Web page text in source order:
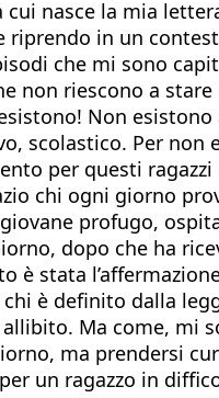
nasce la mia
riprendo in un
che mi sono
non riescono a
Non
scolastico. Per
per questi
chi ogni giorno
profugo,
dopo che ha
stata
è definito dalla
Ma come, mi
ma prendersi
un ragazzo in